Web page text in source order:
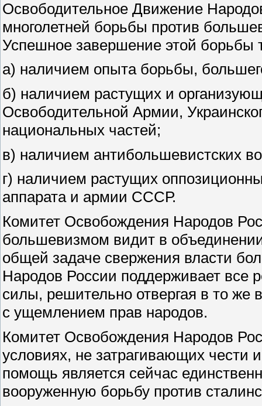
Освободительное Движение
многолетней борьбы против
Успешное завершение этой борьбы
а) наличием опыта борьбы,
б) наличием растущих и
Освободительной Армии,
национальных частей;
в) наличием антибольшевистских
г) наличием растущих
аппарата и армии СССР.
Комитет Освобождения Народов
большевизмом видит в
общей задаче свержения власти
Народов России поддерживает
силы, решительно отвергая в то же
с ущемлением прав народов.
Комитет Освобождения Народов
условиях, не затрагивающих
помощь является сейчас
вооруженную борьбу против